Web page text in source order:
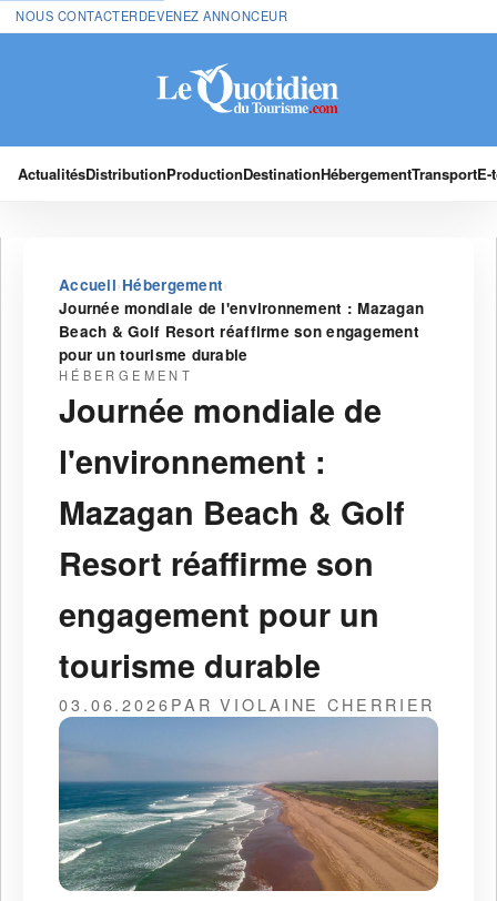
NOUS CONTACTERDEVENEZ ANNONCEUR
ActualitésDistributionProductionDestinationHébergementTransport
Accueil›Hébergement›
Journée mondiale de l'environnement : Mazagan
Beach & Golf Resort réaffirme son engagement
pour un tourisme durable
HÉBERGEMENT
Journée mondiale de
l'environnement :
Mazagan Beach & Golf
Resort réaffirme son
engagement pour un
tourisme durable
03.06.2026PAR VIOLAINE CHERRIER